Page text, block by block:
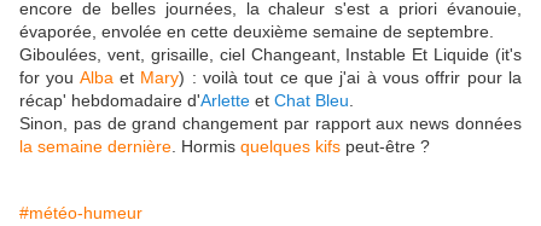
encore de belles journées, la chaleur s'est a priori évanouie,
évaporée, envolée en cette deuxième semaine de septembre.
Giboulées, vent, grisaille, ciel Changeant, Instable Et Liquide (it's
for you Alba et Mary) : voilà tout ce que j'ai à vous offrir pour la
récap' hebdomadaire d'Arlette et Chat Bleu
Sinon, pas de grand changement par rapport aux news données
la semaine dernière . Hormis quelques kifs peut-être ?
#météo-humeur